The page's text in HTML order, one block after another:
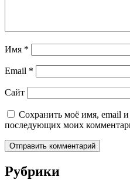
Имя *
Email *
Сайт
Сохранить моё имя, email и
последующих моих
Рубрики